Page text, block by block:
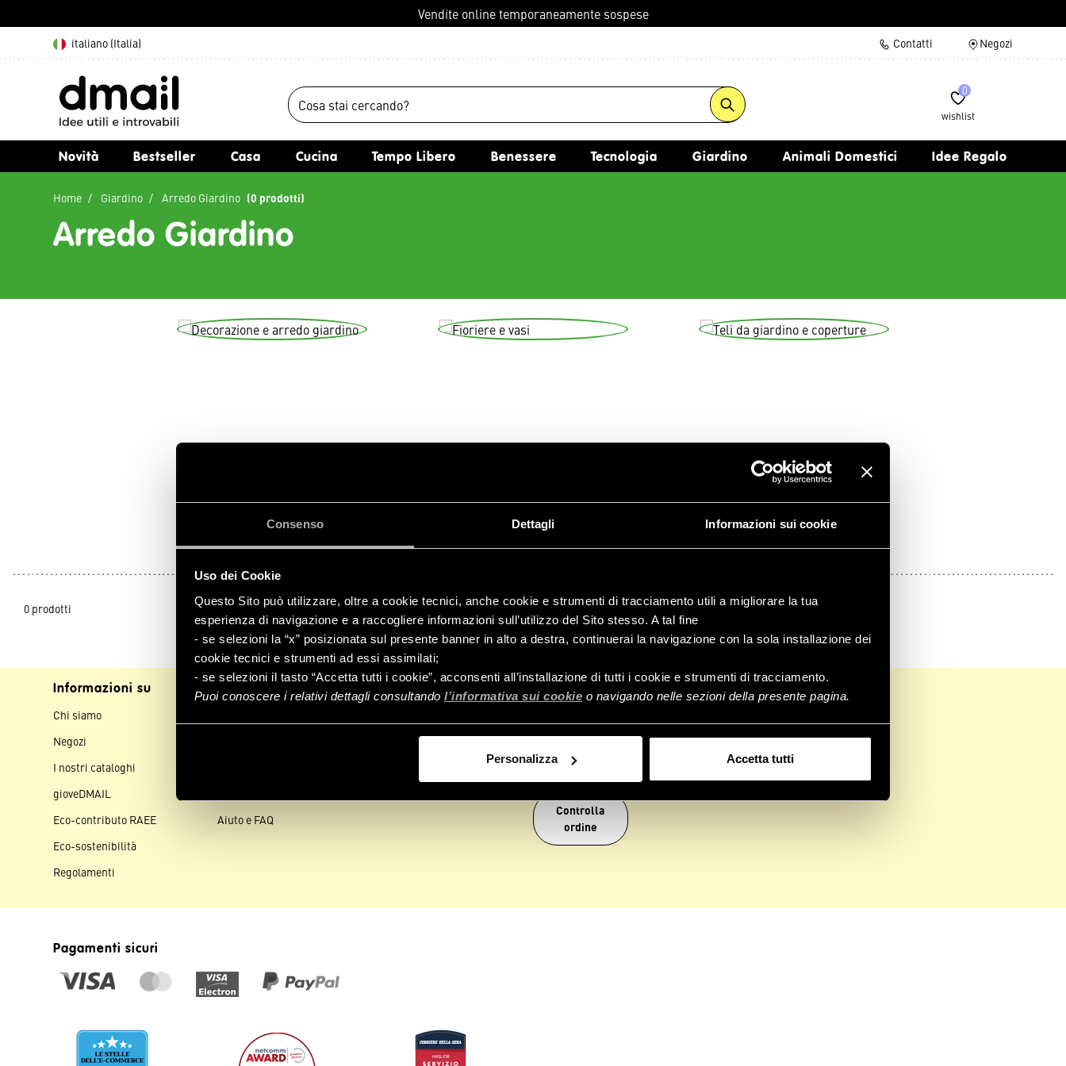
Consenso Dettagli Informazioni sui cookie
Uso dei Cookie
Questo Sito può utilizzare, oltre a cookie tecnici, anche cookie e strumenti di tracciamento utili a migliorare la tua
esperienza di navigazione e a raccogliere informazioni sull’utilizzo del Sito stesso. A tal fine
- se selezioni la “x” posizionata sul presente banner in alto a destra, continuerai la navigazione con la sola installazione dei
cookie tecnici e strumenti ad essi assimilati;
- se selezioni il tasto “Accetta tutti i cookie”, acconsenti all’installazione di tutti i cookie e strumenti di tracciamento.
Puoi conoscere i relativi dettagli consultando l’informativa sui cookie o navigando nelle sezioni della presente pagina.
Personalizza Accetta tutti
Vendite online temporaneamente sospese
italiano (Italia) Contatti Negozi
wishlist
0
Novità Bestseller Casa Cucina Tempo Libero Benessere Tecnologia Giardino Animali Domestici Idee Regalo
Home Giardino Arredo Giardino (0 prodotti)
Arredo Giardino
Decorazione e
Fioriere e vasi
Teli da giardino e
0 prodotti
Informazioni su
Chi siamo
Negozi
I nostri cataloghi
gioveDMAIL
Eco-contributo RAEE
Eco-sostenibilità
Regolamenti
Assistenza clienti
Aiuto e FAQ
Controlla
ordine
Pagamenti sicuri